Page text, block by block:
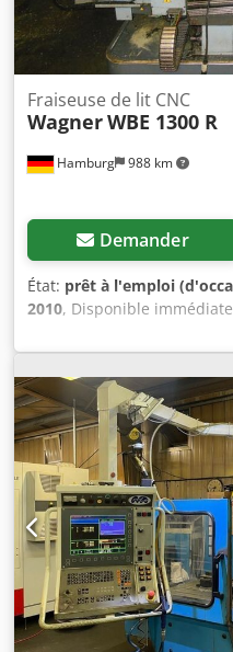
Hamburg 988 km
Fraiseuse de lit CNC
WagnerWBE 1300 R
Demander
État: prêt à l'emploi
2010, Disponible
banc CNC Wagner Type
Sinumerik 810 D
mm Déplacements X/Y/Z
automatique de la fraise
kW Vitesses de broche 60
électronique Vis à billes
Au prix de 5 500 euros